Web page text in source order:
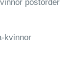
postorder
kvinnor